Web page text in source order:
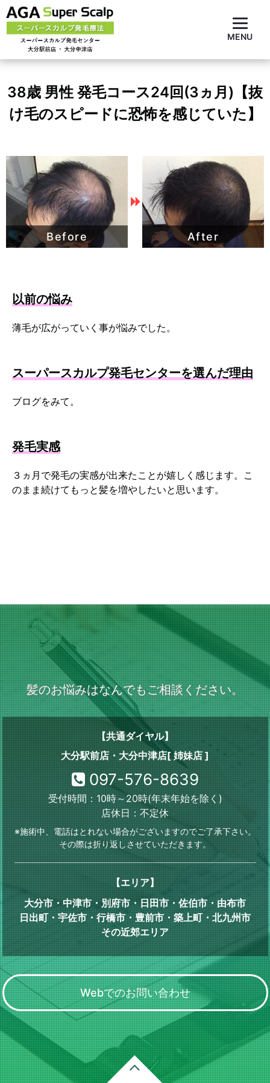
38歳 男性 発毛コース24回(3ヵ月)【抜
け毛のスピードに恐怖を感じていた】
Before After
以前の悩み
薄毛が広がっていく事が悩みでした。
スーパースカルプ発毛センターを選んだ理由
ブログをみて。
発毛実感
３ヵ月で発毛の実感が出来たことが嬉しく感じます。こ
のまま続けてもっと髪を増やしたいと思います。
髪のお悩みはなんでもご相談ください。
【共通ダイヤル】
大分駅前店・大分中津店[ 姉妹店 ]
097-576-8639
受付時間：10時～20時(年末年始を除く)
店休日：不定休
※施術中、電話はとれない場合がございますのでご了承下さい。
その際は折り返しさせていただきます。
【エリア】
大分市・中津市・別府市・日田市・佐伯市・由布市
日出町・宇佐市・行橋市・豊前市・築上町・北九州市
その近郊エリア
Webでのお問い合わせ
MENU